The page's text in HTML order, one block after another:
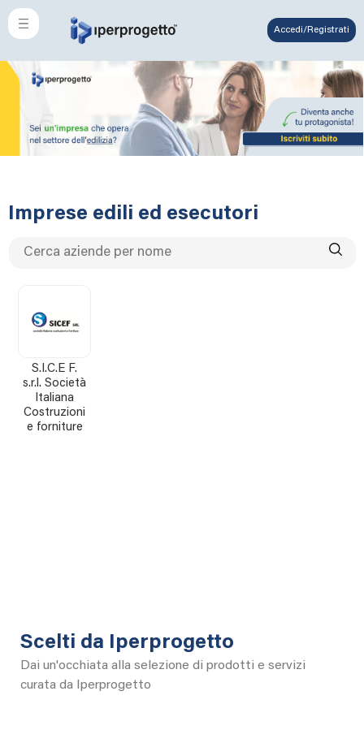
Accedi/Registrati
Imprese edili ed esecutori
S.I.C.E F.
s.r.l. Società
Italiana
Costruzioni
e forniture
Scelti da Iperprogetto
Dai un'occhiata alla selezione di prodotti e servizi
curata da Iperprogetto